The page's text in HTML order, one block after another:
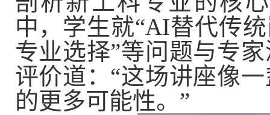
中，学生就“AI替代传
专业选择”等问题与专
评价道：“这场讲座像
的更多可能性。”